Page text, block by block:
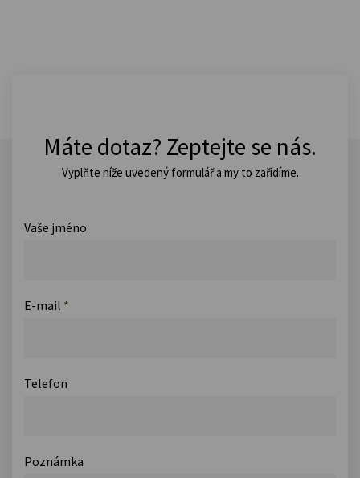
Máte dotaz? Zeptejte se nás.
Vyplňte níže uvedený formulář a my to zařídíme.
Vaše jméno
E-mail *
Telefon
Poznámka